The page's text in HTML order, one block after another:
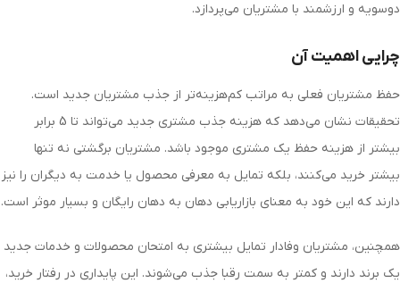
دوسویه و ارزشمند با مشتریان می‌پردازد.
چرایی اهمیت آن
حفظ مشتریان فعلی به مراتب کم‌هزینه‌تر از جذب مشتریان جدید است.
تحقیقات نشان می‌دهد که هزینه جذب مشتری جدید می‌تواند تا 5 برابر
بیشتر از هزینه حفظ یک مشتری موجود باشد. مشتریان برگشتی نه تنها
بیشتر خرید می‌کنند، بلکه تمایل به معرفی محصول یا خدمت به دیگران را نیز
دارند که این خود به معنای بازاریابی دهان به دهان رایگان و بسیار موثر است.
همچنین، مشتریان وفادار تمایل بیشتری به امتحان محصولات و خدمات جدید
یک برند دارند و کمتر به سمت رقبا جذب می‌شوند. این پایداری در رفتار خرید،